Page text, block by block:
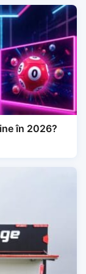
în 2026?